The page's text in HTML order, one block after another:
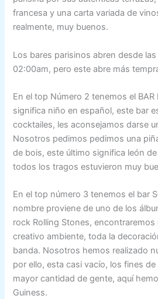
francesa y una carta variada de
realmente, muy buenos.
Los bares parisinos abren desde
02:00am, pero este abre más
En el top Número 2 tenemos el BAR
significa niño en español, este bar
cocktailes, les aconsejamos darse
Nosotros pedimos pedimos una
de bois, este último significa león
todos los tragos estuvieron muy
En el top número 3 tenemos el bar
nombre proviene de uno de los
rock Rolling Stones, encontraremos
creativo ambiente, toda la
banda. Nosotros hemos realizado
por ello, esta casi vacío, los fines
mayor cantidad de gente, aquí
Guiness.